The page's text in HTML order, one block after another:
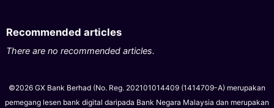
Recommended articles
There are no recommended articles.
©2026 GX Bank Berhad (No. Reg. 202101014409 (1414709-A) merupakan
pemegang lesen bank digital daripada Bank Negara Malaysia dan merupakan